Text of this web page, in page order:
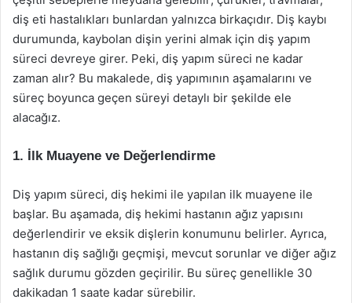
diş eti hastalıkları bunlardan yalnızca birkaçıdır. Diş kaybı
durumunda, kaybolan dişin yerini almak için diş yapım
süreci devreye girer. Peki, diş yapım süreci ne kadar
zaman alır? Bu makalede, diş yapımının aşamalarını ve
süreç boyunca geçen süreyi detaylı bir şekilde ele
alacağız.
1. İlk Muayene ve Değerlendirme
Diş yapım süreci, diş hekimi ile yapılan ilk muayene ile
başlar. Bu aşamada, diş hekimi hastanın ağız yapısını
değerlendirir ve eksik dişlerin konumunu belirler. Ayrıca,
hastanın diş sağlığı geçmişi, mevcut sorunlar ve diğer ağız
sağlık durumu gözden geçirilir. Bu süreç genellikle 30
dakikadan 1 saate kadar sürebilir.